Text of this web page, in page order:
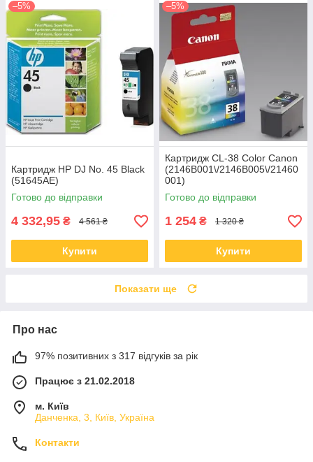
–5%
Картридж HP DJ No. 45 Black
(51645AE)
Готово до відправки
4 332,95 ₴ 4 561 ₴
Купити
–5%
Картридж CL-38 Color Canon
(2146B001\/2146B005\/21460
001)
Готово до відправки
1 254 ₴ 1 320 ₴
Купити
Показати ще
Про нас
97% позитивних з 317 відгуків за рік
Працює з 21.02.2018
м. Київ
Данченка, 3, Київ, Україна
Контакти